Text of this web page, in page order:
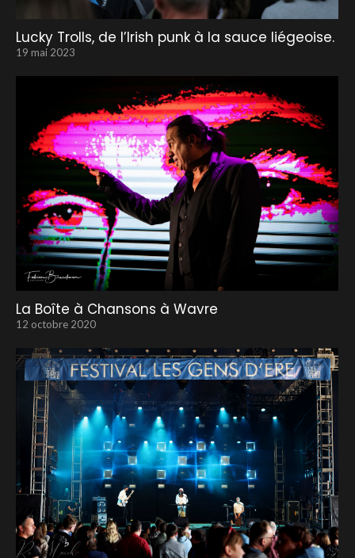
Lucky Trolls, de l’Irish punk à la sauce liégeoise.
19 mai 2023
La Boîte à Chansons à Wavre
12 octobre 2020